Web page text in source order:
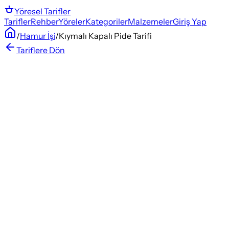
Yöresel Tarifler
TariflerRehberYörelerKategorilerMalzemelerGiriş Yap
/Hamur İşi/Kıymalı Kapalı Pide Tarifi
Tariflere Dön